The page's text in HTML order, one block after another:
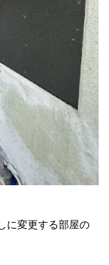
に変更する部屋の